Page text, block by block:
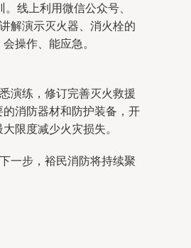
线上利用微信公众号、
解演示灭火器、消火栓的
操作、能应急。
演练，修订完善灭火救援
消防器材和防护装备，开
限度减少火灾损失。
一步，裕民消防将持续聚